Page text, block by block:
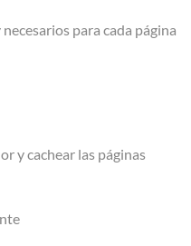
para cada página
y cachear las páginas